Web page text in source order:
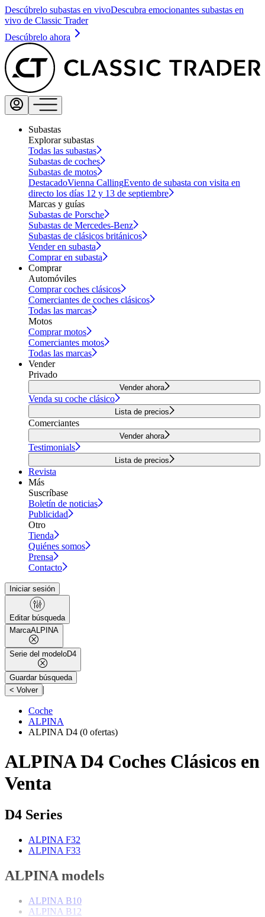
Descúbrelo subastas en vivoDescubra emocionantes subastas en
vivo de Classic Trader
Descúbrelo ahora
Subastas
Explorar subastas
Todas las subastas
Subastas de coches
Subastas de motos
DestacadoVienna CallingEvento de subasta con visita en
directo los días 12 y 13 de septiembre
Marcas y guías
Subastas de Porsche
Subastas de Mercedes-Benz
Subastas de clásicos británicos
Vender en subasta
Comprar en subasta
Comprar
Automóviles
Comprar coches clásicos
Comerciantes de coches clásicos
Todas las marcas
Motos
Comprar motos
Comerciantes motos
Todas las marcas
Vender
Privado
Vender ahora
Venda su coche clásico
Lista de precios
Comerciantes
Vender ahora
Testimonials
Lista de precios
Revista
Más
Suscríbase
Boletín de noticias
Publicidad
Otro
Tienda
Quiénes somos
Prensa
Contacto
Iniciar sesión
Editar búsqueda
MarcaALPINA
Serie del modeloD4
Guardar búsqueda
< Volver |
Coche
ALPINA
ALPINA D4 (0 ofertas)
ALPINA D4 Coches Clásicos en
Venta
D4 Series
ALPINA F32
ALPINA F33
ALPINA models
ALPINA B10
ALPINA B12